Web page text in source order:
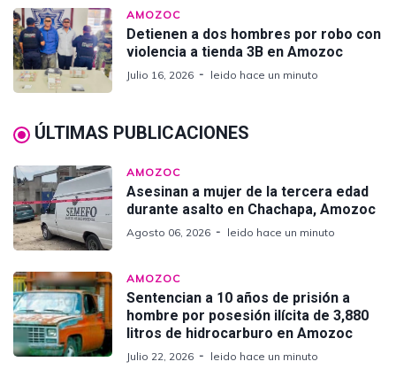
AMOZOC
Detienen a dos hombres por robo con
violencia a tienda 3B en Amozoc
Julio 16, 2026 leido hace un minuto
ÚLTIMAS PUBLICACIONES
AMOZOC
Asesinan a mujer de la tercera edad
durante asalto en Chachapa, Amozoc
Agosto 06, 2026 leido hace un minuto
AMOZOC
Sentencian a 10 años de prisión a
hombre por posesión ilícita de 3,880
litros de hidrocarburo en Amozoc
Julio 22, 2026 leido hace un minuto